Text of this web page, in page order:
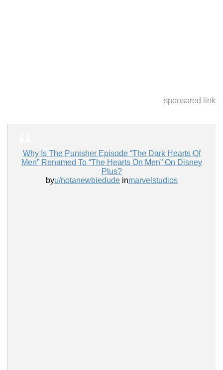
sponsored link
Why Is The Punisher Episode “The Dark Hearts Of
Men” Renamed To “The Hearts On Men” On Disney
Plus?
byu/notanewbiedude inmarvelstudios